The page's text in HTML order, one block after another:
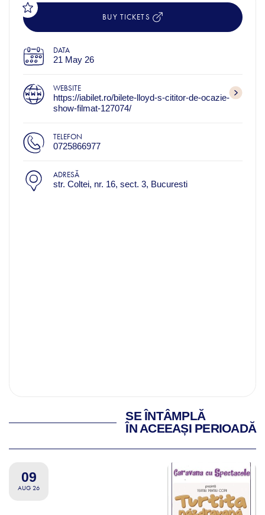
BUY TICKETS
DATA
21 May 26
WEBSITE
https://iabilet.ro/bilete-lloyd-s-cititor-de-ocazie-
show-filmat-127074/
TELEFON
0725866977
ADRESĂ
str. Coltei, nr. 16, sect. 3, Bucuresti
SE ÎNTÂMPLĂ
ÎN ACEEAȘI PERIOADĂ
09
AUG 26